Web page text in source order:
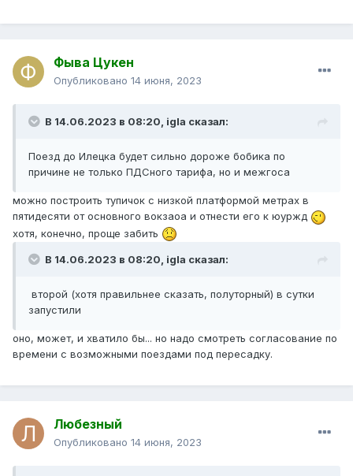
Фыва Цукен
Опубликовано 14 июня, 2023
В 14.06.2023 в 08:20, igla сказал:
Поезд до Илецка будет сильно дороже бобика по
причине не только ПДСного тарифа, но и межгоса
можно построить тупичок с низкой платформой метрах в
пятидесяти от основного вокзаоа и отнести его к юуржд
хотя, конечно, проще забить
В 14.06.2023 в 08:20, igla сказал:
второй (хотя правильнее сказать, полуторный) в сутки
запустили
оно, может, и хватило бы... но надо смотреть согласование по
времени с возможными поездами под пересадку.
Любезный
Опубликовано 14 июня, 2023